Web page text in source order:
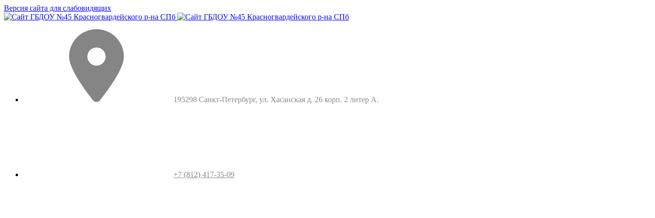
Версия сайта для слабовидящих
195298 Санкт-Петербург, ул. Хасанская д. 26 корп. 2 литер А.
+7 (812) 417-35-09